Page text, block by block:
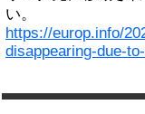
い。
https://europ.info/
disappearing-due-